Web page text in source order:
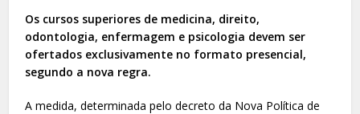
Os cursos superiores de medicina, direito,
odontologia, enfermagem e psicologia devem ser
ofertados exclusivamente no formato presencial,
segundo a nova regra.
A medida, determinada pelo decreto da Nova Política de